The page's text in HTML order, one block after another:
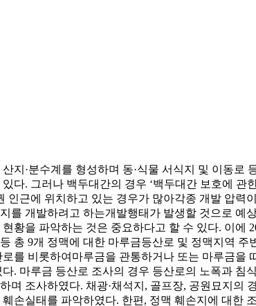
지·분수계를 형성하며 동·식물 서식지 및 이동
다. 그러나 백두대간의 경우 ‘백두대간 보호에
인근에 위치하고 있는 경우가 많아각종 개발 압
를 개발하려고 하는개발행태가 발생할 것으로
황을 파악하는 것은 중요하다고 할 수 있다. 이
총 9개 정맥에 대한 마루금등산로 및 정맥지역
를 비롯하여마루금을 관통하거나 또는 마루금
. 마루금 등산로 조사의 경우 등산로의 노폭과
며 조사하였다. 채광·채석지, 골프장, 공원묘지
손실태를 파악하였다. 한편, 정맥 훼손지에 대한